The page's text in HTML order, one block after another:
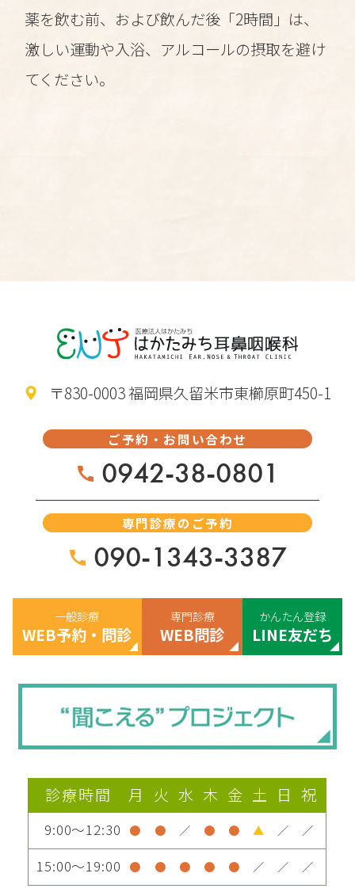
薬を飲む前、および飲んだ後「2時間」は、
激しい運動や入浴、アルコールの摂取を避け
てください。
〒830-0003 福岡県久留米市東櫛原町450-1
ご予約・お問い合わせ
0942-38-0801
専門診療のご予約
090-1343-3387
一般診療
WEB予約・問診
専門診療
WEB問診
かんたん登録
LINE友だち
診療時間 月 火 水 木 金 土 日 祝
9:00～12:30 ● ● ／ ● ● ▲ ／ ／
15:00～19:00 ● ● ● ● ● ／ ／ ／